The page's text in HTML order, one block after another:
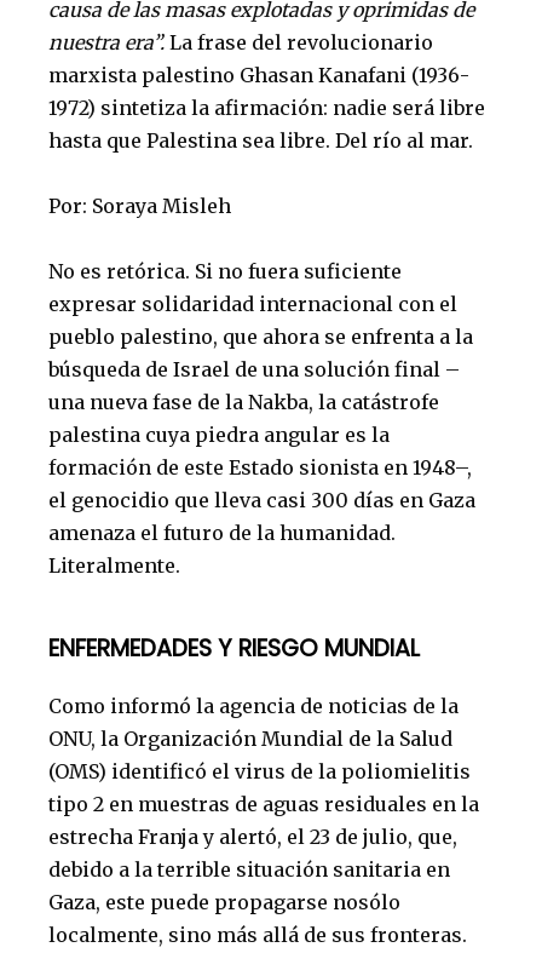
causa de las masas explotadas y oprimidas de
nuestra era”. La frase del revolucionario
marxista palestino Ghasan Kanafani (1936-
1972) sintetiza la afirmación: nadie será libre
hasta que Palestina sea libre. Del río al mar.
Por: Soraya Misleh
No es retórica. Si no fuera suficiente
expresar solidaridad internacional con el
pueblo palestino, que ahora se enfrenta a la
búsqueda de Israel de una solución final –
una nueva fase de la Nakba, la catástrofe
palestina cuya piedra angular es la
formación de este Estado sionista en 1948–,
el genocidio que lleva casi 300 días en Gaza
amenaza el futuro de la humanidad.
Literalmente.
ENFERMEDADES Y RIESGO MUNDIAL
Como informó la agencia de noticias de la
ONU, la Organización Mundial de la Salud
(OMS) identificó el virus de la poliomielitis
tipo 2 en muestras de aguas residuales en la
estrecha Franja y alertó, el 23 de julio, que,
debido a la terrible situación sanitaria en
Gaza, este puede propagarse nosólo
localmente, sino más allá de sus fronteras.